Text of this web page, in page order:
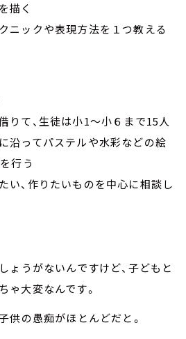
描く
ニックや表現方法を１つ教える
て、生徒は小1～小６まで15人
沿ってパステルや水彩などの絵
行う
、作りたいものを中心に相談し
ょうがないんですけど、子どもと
ゃ大変なんです。
供の愚痴がほとんどだと。